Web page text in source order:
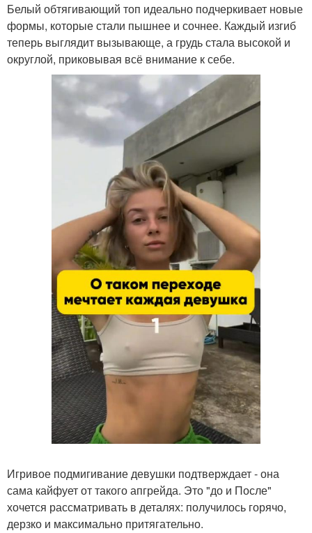
Белый обтягивающий топ идеально подчеркивает новые
формы, которые стали пышнее и сочнее. Каждый изгиб
теперь выглядит вызывающе, а грудь стала высокой и
округлой, приковывая всё внимание к себе.
Игривое подмигивание девушки подтверждает - она
сама кайфует от такого апгрейда. Это "до и После"
хочется рассматривать в деталях: получилось горячо,
дерзко и максимально притягательно.